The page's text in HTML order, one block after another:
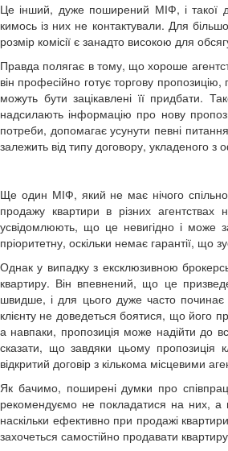
Це інший, дуже поширений МІФ, і такої
кимось із них не контактували. Для
розмір комісії є занадто високою для
Правда полягає в тому, що хороше
він професійно готує торгову
можуть бути зацікавлені її придбати.
надсилають інформацію про нову
потреби, допомагає усунути певні
залежить від типу договору, укладеного з
Ще один МІФ, який не має нічого
продажу квартири в різних агентствах
усвідомлюють, що це невигідно і може
пріоритетну, оскільки немає гарантії, що
Однак у випадку з ексклюзивною
квартиру. Він впевнений, що це
швидше, і для цього дуже часто
клієнту не доведеться боятися, що його
а навпаки, пропозиція може надійти до
сказати, що завдяки цьому пропозиція
відкритий договір з кількома місцевими
Як бачимо, поширені думки про
рекомендуємо не покладатися на них, а
наскільки ефективно при продажі
захочеться самостійно продавати